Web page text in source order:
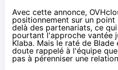
Avec cette annonce,
positionnement sur un
delà des partenariats, ce
pourtantl'approche vantée
Klaba. Maisle raté de Blade
doute rappelé à l'équipe
pas à pérenniser une